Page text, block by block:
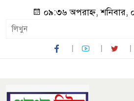
০৯:৩৬ অপরাহ্ন, শনিবার,